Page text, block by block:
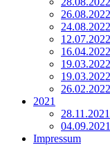
2021
Impressum